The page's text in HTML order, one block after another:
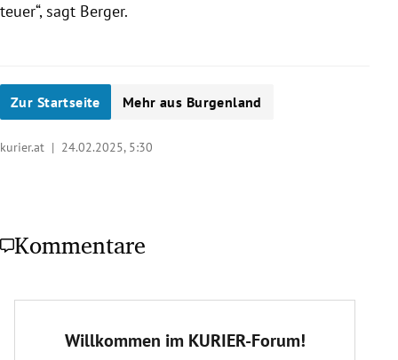
teuer“, sagt Berger.
Zur Startseite Mehr aus Burgenland
kurier.at | 24.02.2025, 5:30
Kommentare